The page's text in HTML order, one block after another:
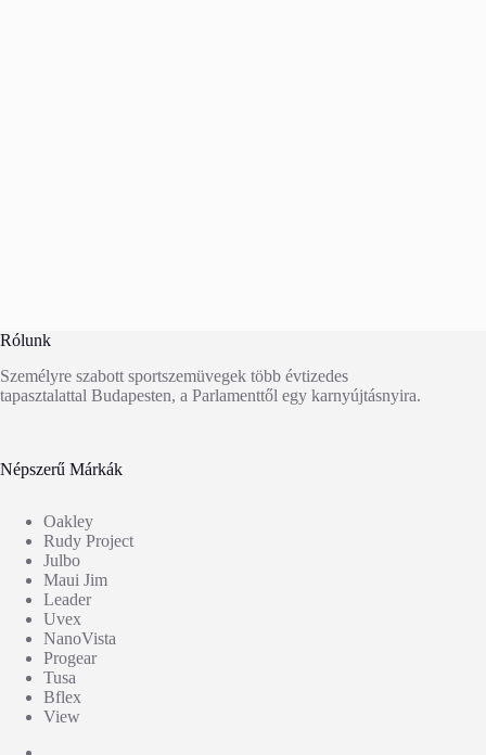
Rólunk
Személyre szabott sportszemüvegek több évtizedes
tapasztalattal Budapesten, a Parlamenttől egy karnyújtásnyira.
Népszerű Márkák
Oakley
Rudy Project
Julbo
Maui Jim
Leader
Uvex
NanoVista
Progear
Tusa
Bflex
View